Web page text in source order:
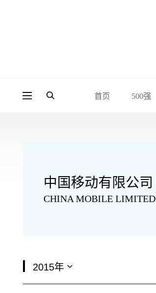
首页 500强
中国移动有限公司
CHINA MOBILE LIMITED